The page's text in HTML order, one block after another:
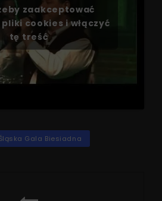
zaakceptować
cookies i włączyć
tę treść
Śląska Gala Biesiadna